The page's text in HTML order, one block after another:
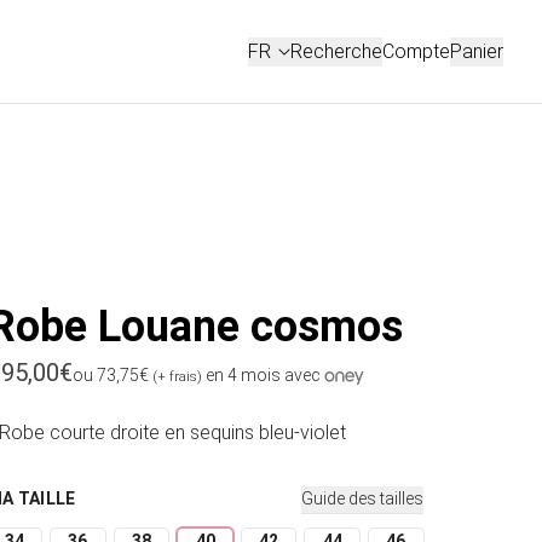
FR
FRANÇAIS
RechercheCompteConnexion
Panier
Louane cosmos
habituel
ou 73,75€ (+ frais) en 4 mois avec
courte droite en sequins bleu-violet
MA TAILLE Guide des tailles